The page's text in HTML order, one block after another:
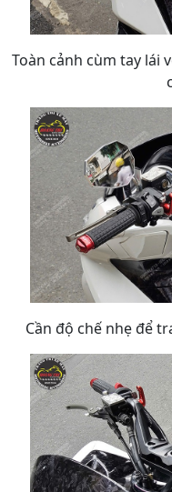
Toàn cảnh cùm tay lái
Cần độ chế nhẹ để